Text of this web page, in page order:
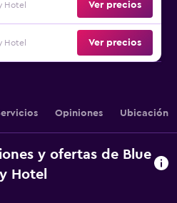
Hotel Ver precios
Hotel Ver precios
Opiniones Ubicación
y ofertas de Blue
Hotel